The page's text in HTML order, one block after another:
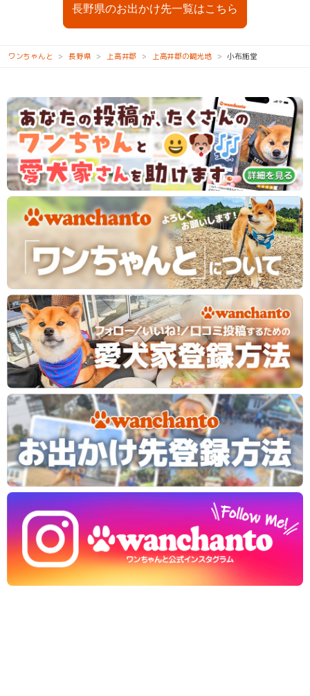
長野県のお出かけ先一覧はこちら
ワンちゃんと 長野県 上高井郡 上高井郡の観光地 小布施堂